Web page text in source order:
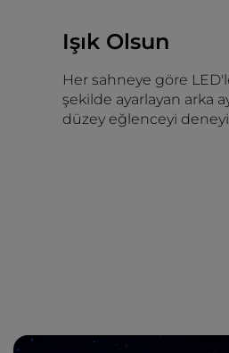
Işık Olsun
Her sahneye göre
şekilde ayarlayan arka
düzey eğlenceyi